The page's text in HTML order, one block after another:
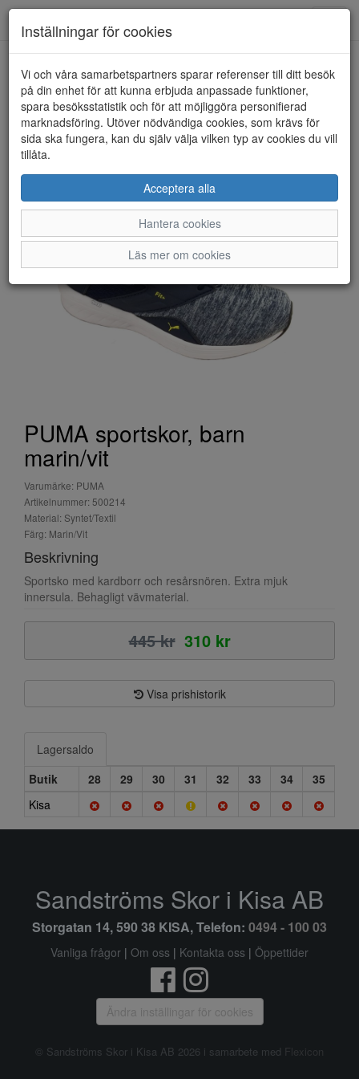
HEM PUMA
PUMA sportskor, barn
marin/vit
Varumärke: PUMA
Artikelnummer: 500214
Material: Syntet/Textil
Färg: Marin/Vit
Beskrivning
Sportsko med kardborr och resårsnören. Extra mjuk
innersula. Behagligt vävmaterial.
445 kr 310 kr
Visa prishistorik
Lagersaldo
Butik
28 29 30 31 32 33 34
35
Kisa
Inställningar för cookies
Vi och våra samarbetspartners sparar referenser till ditt besök
på din enhet för att kunna erbjuda anpassade funktioner,
spara besöksstatistik och för att möjliggöra personifierad
marknadsföring. Utöver nödvändiga cookies, som krävs för
sida ska fungera, kan du själv välja vilken typ av cookies du vill
tillåta.
Acceptera alla
Hantera cookies
Läs mer om cookies
Sandströms Skor i Kisa AB
Storgatan 14, 590 38 KISA, Telefon: 0494 - 100 03
Vanliga frågor | Om oss | Kontakta oss | Öppettider
Ändra inställingar för cookies
© Sandströms Skor i Kisa AB 2026 i samarbete med Flexicon